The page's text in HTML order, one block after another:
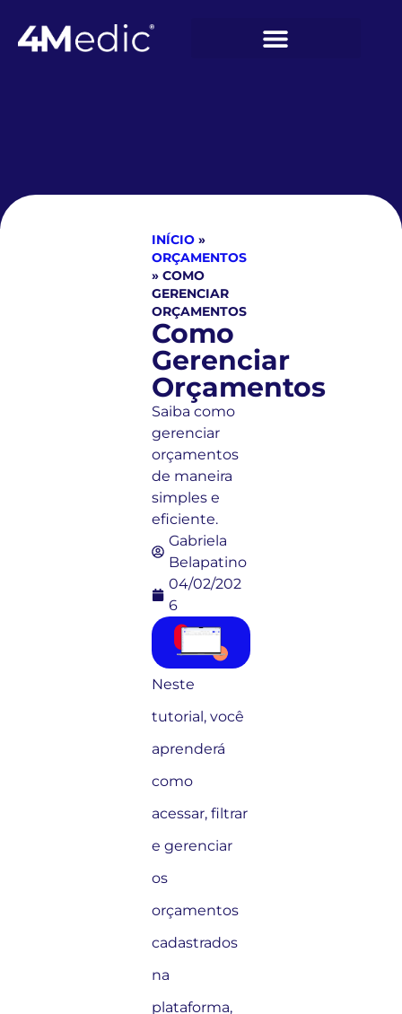
INÍCIO »
ORÇAMENTOS
»COMO
GERENCIAR
ORÇAMENTOS
Como
Gerenciar
Orçamentos
Saiba como
gerenciar
orçamentos
de maneira
simples e
eficiente.
Gabriela
Belapatino
04/02/202
6
Neste
tutorial, você
aprenderá
como
acessar, filtrar
e gerenciar
os
orçamentos
cadastrados
na
plataforma,